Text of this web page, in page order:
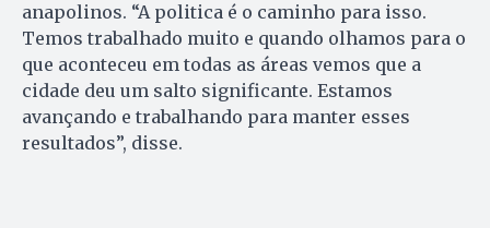
anapolinos. “A politica é o caminho para isso.
Temos trabalhado muito e quando olhamos para o
que aconteceu em todas as áreas vemos que a
cidade deu um salto significante. Estamos
avançando e trabalhando para manter esses
resultados”, disse.